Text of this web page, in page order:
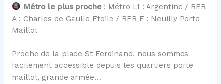
Métro le plus proche: Métro L1 : Argentine / RER
A : Charles de Gaulle Etoile / RER E : Neuilly Porte
Maillot
Proche de la place St Ferdinand, nous sommes
facilement accessible depuis les quartiers porte
maillot, grande armée…